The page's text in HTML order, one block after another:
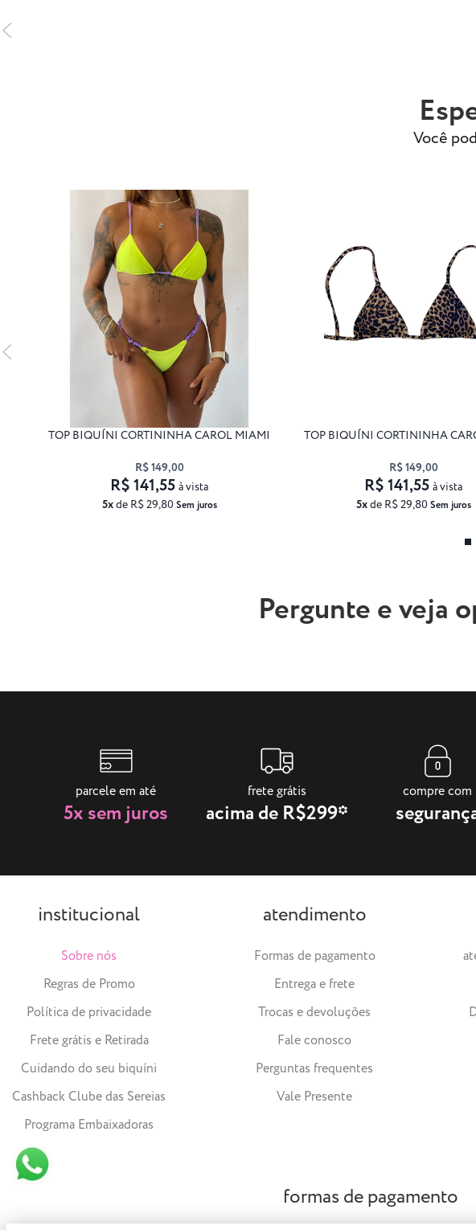
Você
TOP BIQUÍNI CORTININHA CAROL MIAMI
R$ 149,00
5xde R$ 29,80 Sem juros
R$ 141,55 à vista
TOP BIQUÍNI CORTININHA
R$ 149,00
5xde R$ 29,80 Sem juros
R$ 141,55 à vista
Pergunte e veja
parcele em até
5x sem juros
frete grátis
acima de R$299*
compre com
institucional
Sobre nós
Regras de Promo
Política de privacidade
Frete grátis e Retirada
Cuidando do seu biquíni
Cashback Clube das Sereias
Programa Embaixadoras
atendimento
Formas de pagamento
Entrega e frete
Trocas e devoluções
Fale conosco
Perguntas frequentes
Vale Presente
formas de pagamento